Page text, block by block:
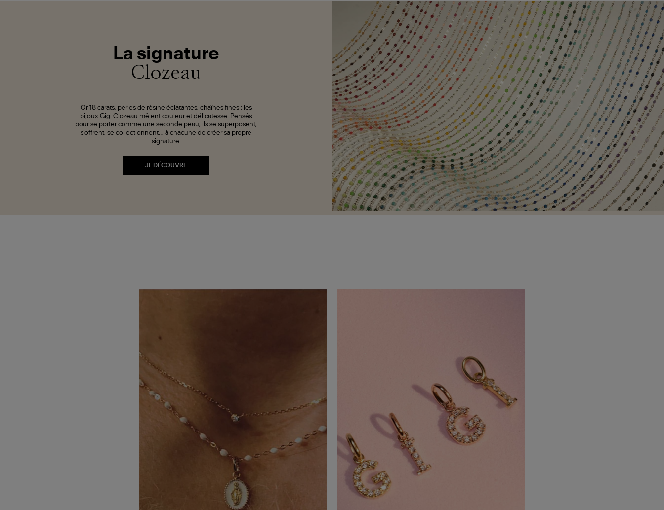
La signature
Clozeau
Or 18 carats, perles de résine éclatantes, chaînes fines : les
bijoux Gigi Clozeau mêlent couleur et délicatesse. Pensés
pour se porter comme une seconde peau, ils se superposent,
s’offrent, se collectionnent… à chacune de créer sa propre
signature.
JE DÉCOUVRE